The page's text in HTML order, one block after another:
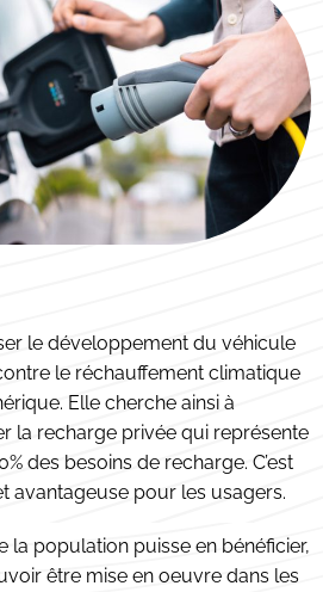
le développement du véhicule
le réchauffement climatique
Elle cherche ainsi à
la recharge privée qui représente
des besoins de recharge. C’est
avantageuse pour les usagers.
la population puisse en bénéficier,
être mise en oeuvre dans les